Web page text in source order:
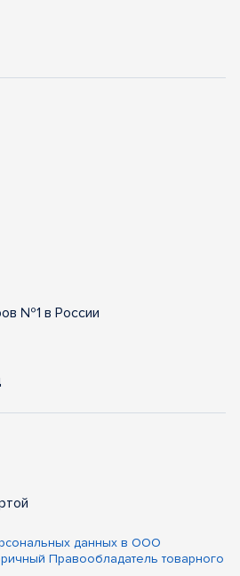
№1 в России
данных в ООО
Правообладатель товарного